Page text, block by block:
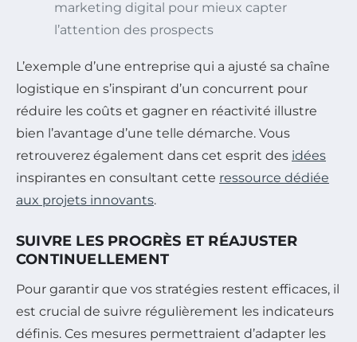
marketing digital pour mieux capter
l’attention des prospects
L’exemple d’une entreprise qui a ajusté sa chaîne
logistique en s’inspirant d’un concurrent pour
réduire les coûts et gagner en réactivité illustre
bien l’avantage d’une telle démarche. Vous
retrouverez également dans cet esprit des idées
inspirantes en consultant cette ressource dédiée
aux projets innovants.
SUIVRE LES PROGRÈS ET RÉAJUSTER
CONTINUELLEMENT
Pour garantir que vos stratégies restent efficaces, il
est crucial de suivre régulièrement les indicateurs
définis. Ces mesures permettraient d’adapter les